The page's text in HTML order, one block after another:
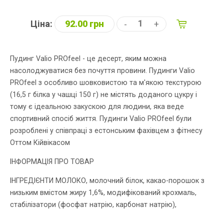
Ціна: 92.00 грн - +
Пудинг Valio PROfeel - це десерт, яким можна
насолоджуватися без почуття провини. Пудинги Valio
PROfeel з особливо шовковистою та м'якою текстурою
(16,5 г білка у чашці 150 г) не містять доданого цукру і
тому є ідеальною закускою для людини, яка веде
спортивний спосіб життя. Пудинги Valio PROfeel були
розроблені у співпраці з естонським фахівцем з фітнесу
Оттом Кійвікасом
ІНФОРМАЦІЯ ПРО ТОВАР
ІНГРЕДІЄНТИ МОЛОКО, молочний білок, какао-порошок з
низьким вмістом жиру 1,6%, модифікований крохмаль,
стабілізатори (фосфат натрію, карбонат натрію),